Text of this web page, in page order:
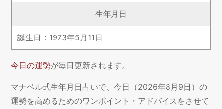
生年月日
誕生日： 1973年5 月 11日
今日の運勢が毎日更新されます。
マナベル式生年月日占いで、今日（2026年8月9日）の
運勢を高めるためのワンポイント・アドバイスをさせて